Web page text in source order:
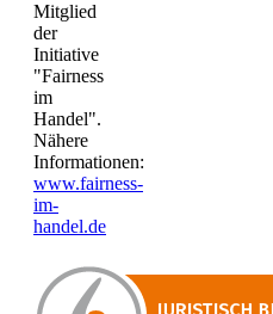
Mitglied
der
Initiative
"Fairness
im
Handel".
Nähere
Informationen:
www.fairness-
im-
handel.de